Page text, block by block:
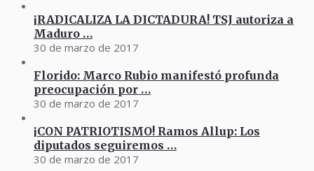
¡RADICALIZA LA DICTADURA! TSJ autoriza a
Maduro …
30 de marzo de 2017
Florido: Marco Rubio manifestó profunda
preocupación por …
30 de marzo de 2017
¡CON PATRIOTISMO! Ramos Allup: Los
diputados seguiremos …
30 de marzo de 2017